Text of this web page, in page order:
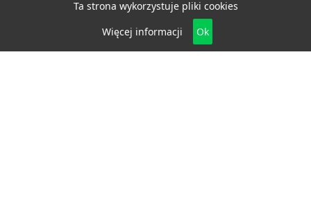
Ta strona wykorzystuje pliki cookies
Więcej informacji
Ok